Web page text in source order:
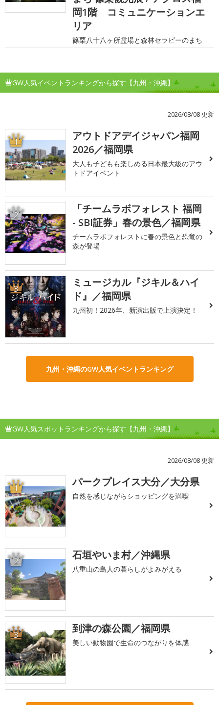
岡1階 コミュニケーションエ
リア
篠栗八十八ヶ所霊場と森林セラピーのまち
GW人気イベントランキングから探す【九州・沖縄】
2026/08/08 更新
1
アウトドアデイジャパン福岡
2026／福岡県
大人も子どもも楽しめる日本最大級のアウ
トドアイベント
2
「チームラボフォレスト 福岡
- SBI証券」春の景色／福岡県
チームラボフォレストに春の景色と恐竜の
森が登場
3
ミュージカル『ジキル＆ハイ
ド』／福岡県
九州初！2026年、新演出版で上演決定！
九州・沖縄のGW人気イベントランキング
GW人気スポットランキングから探す【九州・沖縄】
2026/08/08 更新
1 パークプレイス大分／大分県
自然を感じながらショッピングを満喫
2 石垣やいま村／沖縄県
八重山の島人の暮らしがよみがえる
3 到津の森公園／福岡県
美しい動物園で生命のつながりを体感